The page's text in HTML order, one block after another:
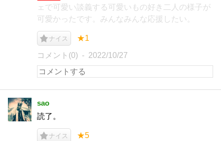
ェで可愛い談義する可愛いもの好き二人の様子が
可愛かったです。みんなみんな応援したい。
ナイス ★1
コメント(0) 2022/10/27
sao
読了。
ナイス ★5